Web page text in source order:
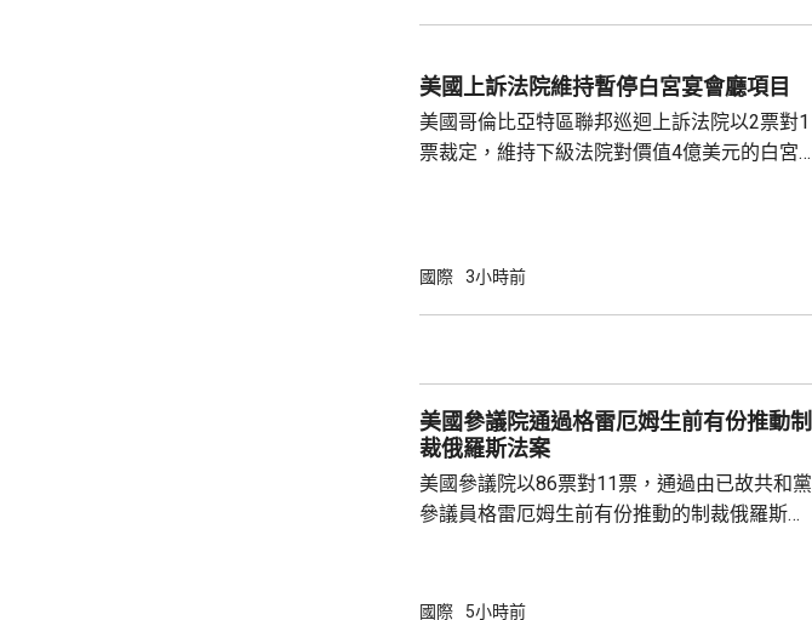
客實施的邊境檢查，否則採取相應措施。意大
利政府態度強硬，表明不會接受來自外部的最
後通牒或施壓，涉及國家安全和邊境管理...
美國上訴法院維持暫停白宮宴會廳項目
美國哥倫比亞特區聯邦巡迴上訴法院以2票對1
票裁定，維持下級法院對價值4億美元的白宮
上訴至最高法院。 美國聯邦地區法官早前指，
國際 3小時前
美國參議院通過格雷厄姆生前有份推動制
裁俄羅斯法案
美國參議院以86票對11票，通過由已故共和黨
參議員格雷厄姆生前有份推動的制裁俄羅斯法
斯石油及天然氣的5個國家，包括中國及印度
國際 5小時前